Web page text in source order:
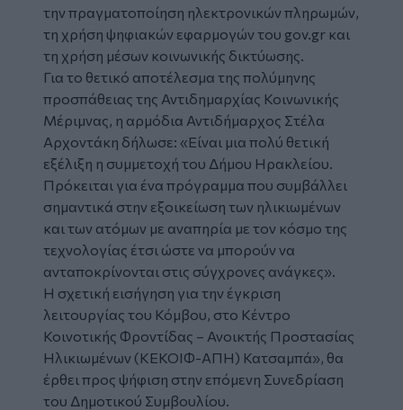
την πραγματοποίηση ηλεκτρονικών πληρωμών,
τη χρήση ψηφιακών εφαρμογών του gov.gr και
τη χρήση μέσων κοινωνικής δικτύωσης.
Για το θετικό αποτέλεσμα της πολύμηνης
προσπάθειας της Αντιδημαρχίας Κοινωνικής
Μέριμνας, η αρμόδια Αντιδήμαρχος Στέλα
Αρχοντάκη δήλωσε: «Είναι μια πολύ θετική
εξέλιξη η συμμετοχή του Δήμου Ηρακλείου.
Πρόκειται για ένα πρόγραμμα που συμβάλλει
σημαντικά στην εξοικείωση των ηλικιωμένων
και των ατόμων με αναπηρία με τον κόσμο της
τεχνολογίας έτσι ώστε να μπορούν να
ανταποκρίνονται στις σύγχρονες ανάγκες».
Η σχετική εισήγηση για την έγκριση
λειτουργίας του Κόμβου, στο Κέντρο
Κοινοτικής Φροντίδας – Ανοικτής Προστασίας
Ηλικιωμένων (ΚΕΚΟΙΦ-ΑΠΗ) Κατσαμπά», θα
έρθει προς ψήφιση στην επόμενη Συνεδρίαση
του Δημοτικού Συμβουλίου.